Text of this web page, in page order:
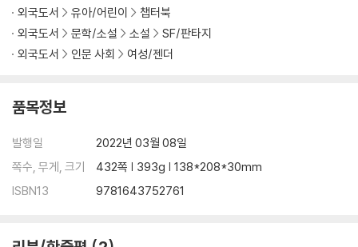
외국도서
유아/어린이
챕터북
외국도서
문학/소설 소설
SF/판타지
외국도서
인문 사회 여성/젠더
품목정보
발행일
2022년 03월 08일
쪽수, 무게, 크기
432쪽 | 393g | 138*208*30mm
ISBN13
9781643752761